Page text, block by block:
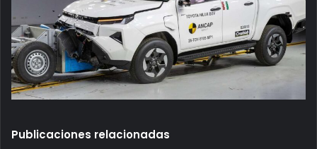
Publicaciones relacionadas